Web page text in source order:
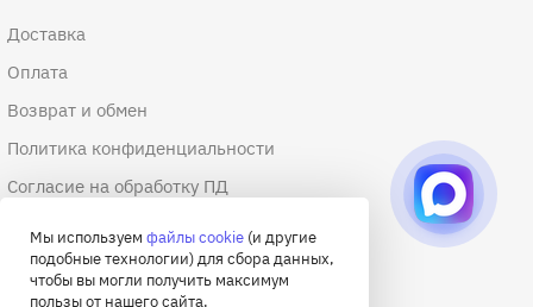
Доставка
Оплата
Возврат и обмен
Политика конфиденциальности
Согласие на обработку ПД
Договор оферты
Мы используем файлы cookie (и другие
подобные технологии) для сбора данных,
чтобы вы могли получить максимум
пользы от нашего сайта.